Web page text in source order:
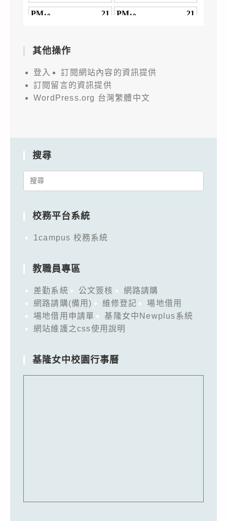
其他操作
登入
訂閱網站內容的資訊提供
訂閱留言的資訊提供
WordPress.org 台灣繁體中文
搜尋
Search
校務平台系統
1campus 校務系統
教職員專區
差勤系統 公文簽核
網路請購
網路請購(備用)
維修登記
場地借用
場地借用申請單
基隆女中Newplus系統
網站維護之css使用說明
基隆女中校園行事曆